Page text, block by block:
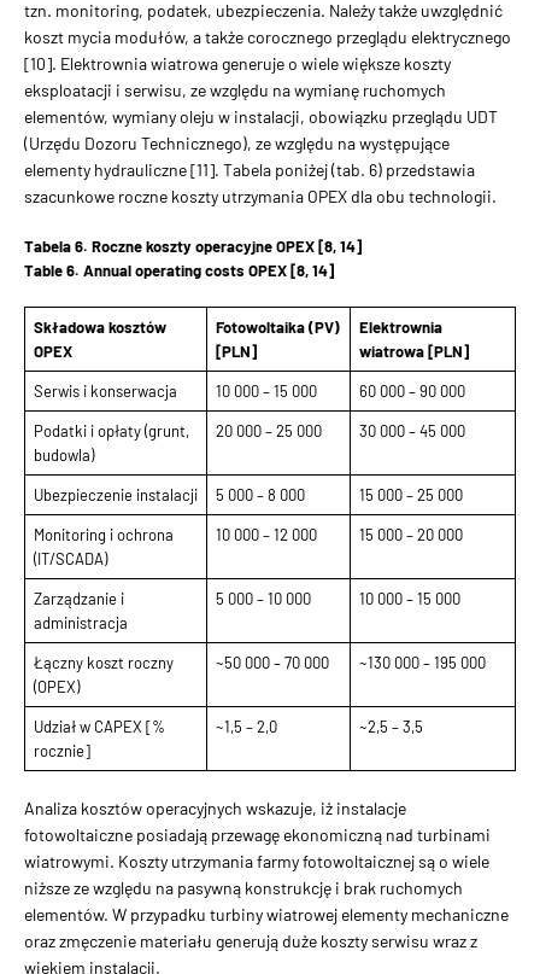
tzn. monitoring, podatek, ubezpieczenia. Należy także uwzględnić
koszt mycia modułów, a także corocznego przeglądu elektrycznego
[10]. Elektrownia wiatrowa generuje o wiele większe koszty
eksploatacji i serwisu, ze względu na wymianę ruchomych
elementów, wymiany oleju w instalacji, obowiązku przeglądu UDT
(Urzędu Dozoru Technicznego), ze względu na występujące
elementy hydrauliczne [11]. Tabela poniżej (tab. 6) przedstawia
szacunkowe roczne koszty utrzymania OPEX dla obu technologii.
Tabela 6. Roczne koszty operacyjne OPEX [8, 14]
Table 6. Annual operating costs OPEX [8, 14]
Składowa kosztów
OPEX
Fotowoltaika (PV)
[PLN]
Elektrownia
wiatrowa [PLN]
Serwis i konserwacja 10 000 – 15 000 60 000 – 90 000
Podatki i opłaty (grunt,
budowla)
20 000 – 25 000 30 000 – 45 000
Ubezpieczenie instalacji 5 000 – 8 000 15 000 – 25 000
Monitoring i ochrona
(IT/SCADA)
10 000 – 12 000 15 000 – 20 000
Zarządzanie i
administracja
5 000 – 10 000 10 000 – 15 000
Łączny koszt roczny
(OPEX)
~50 000 – 70 000 ~130 000 – 195 000
Udział w CAPEX [%
rocznie]
~1,5 – 2,0 ~2,5 – 3,5
Analiza kosztów operacyjnych wskazuje, iż instalacje
fotowoltaiczne posiadają przewagę ekonomiczną nad turbinami
wiatrowymi. Koszty utrzymania farmy fotowoltaicznej są o wiele
niższe ze względu na pasywną konstrukcję i brak ruchomych
elementów. W przypadku turbiny wiatrowej elementy mechaniczne
oraz zmęczenie materiału generują duże koszty serwisu wraz z
wiekiem instalacji.